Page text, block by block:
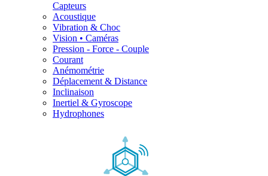
Capteurs
Acoustique
Vibration & Choc
Vision • Caméras
Pression - Force - Couple
Courant
Anémométrie
Déplacement & Distance
Inclinaison
Inertiel & Gyroscope
Hydrophones